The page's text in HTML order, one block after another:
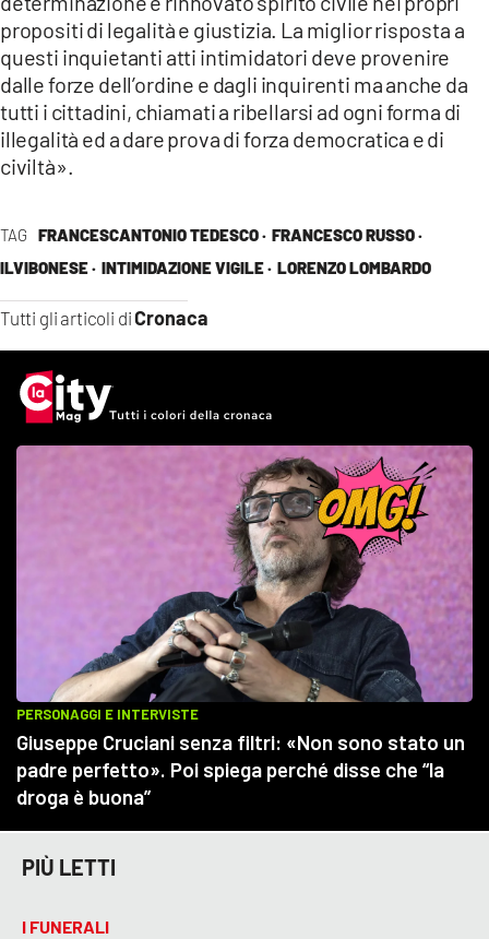
TAG FRANCESCANTONIO TEDESCO · FRANCESCO RUSSO ·
ILVIBONESE · INTIMIDAZIONE VIGILE · LORENZO LOMBARDO
Tutti gli articoli diCronaca
propositi di legalità e giustizia. La miglior risposta a
questi inquietanti atti intimidatori deve provenire
dalle forze dell’ordine e dagli inquirenti ma anche da
tutti i cittadini, chiamati a ribellarsi ad ogni forma di
illegalità ed a dare prova di forza democratica e di
civiltà».
PIÙ LETTI
I FUNERALI